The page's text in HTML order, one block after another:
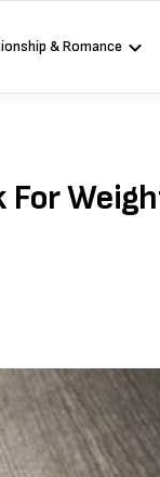
& Romance
For